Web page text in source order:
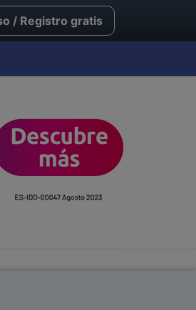
/ Registro gratis